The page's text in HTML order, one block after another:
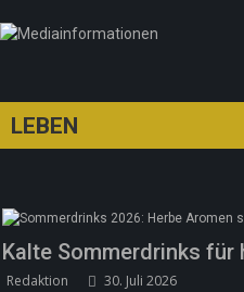
LEBEN
Kalte Sommerdrinks für
Redaktion 30. Juli 2026